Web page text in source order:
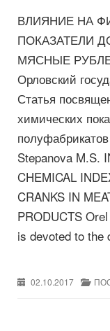
ВЛИЯНИЕ НА
ПОКАЗАТЕЛИ
МЯСНЫЕ
Орловский
Статья
химических
Stepanova M.S.
CHEMICAL
CRANKS IN
PRODUCTS
is devoted to
02.10.2017